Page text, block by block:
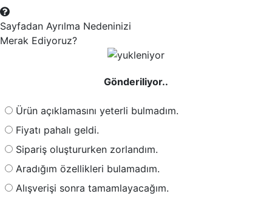
Sayfadan Ayrılma Nedeninizi
Merak Ediyoruz?
Gönderiliyor..
Ürün açıklamasını yeterli bulmadım.
Fiyatı pahalı geldi.
Sipariş oluştururken zorlandım.
Aradığım özellikleri bulamadım.
Alışverişi sonra tamamlayacağım.